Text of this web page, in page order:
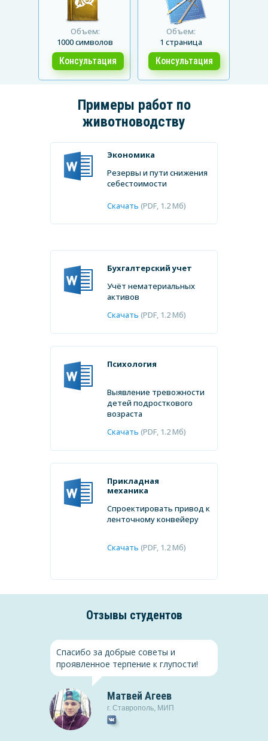
от1 дня
₽
от550 ₽
от2 дней
от500
₽
от500 ₽
Объем:
1 страница
Консультация
от200 ₽
Объем:
1000 символов
Консультация
Экономика
Скачать (PDF, 1.2 Мб)
Резервы и пути снижения
себестоимости
Психология
Скачать (PDF, 1.2 Мб)
Выявление тревожности
детей подросткового
возраста
Бухгалтерский учет
Скачать (PDF, 1.2 Мб)
Учёт нематериальных
активов
Менеджмент
Прикладная
механика
Скачать (PDF, 1.2 Мб)
Спроектировать привод к
ленточному конвейеру
Примеры работ по
животноводству
Отзывы студентов
г. Ставрополь, МИП
Матвей Агеев
Спасибо за добрые советы и
проявленное терпение к глупости!